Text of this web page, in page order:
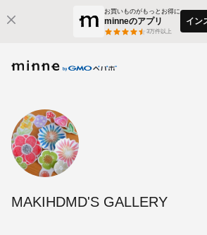
お買いものがもっとお得に
minneのアプリ
3万件以上
イン
MAKIHDMD'S GALLERY